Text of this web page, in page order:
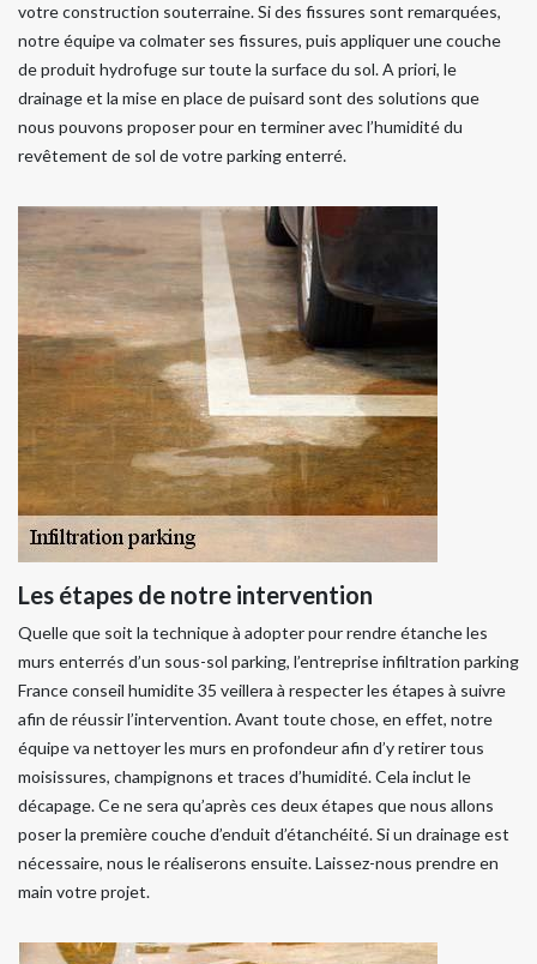
votre construction souterraine. Si des fissures sont remarquées,
notre équipe va colmater ses fissures, puis appliquer une couche
de produit hydrofuge sur toute la surface du sol. A priori, le
drainage et la mise en place de puisard sont des solutions que
nous pouvons proposer pour en terminer avec l’humidité du
revêtement de sol de votre parking enterré.
Les étapes de notre intervention
Quelle que soit la technique à adopter pour rendre étanche les
murs enterrés d’un sous-sol parking, l’entreprise infiltration parking
France conseil humidite 35 veillera à respecter les étapes à suivre
afin de réussir l’intervention. Avant toute chose, en effet, notre
équipe va nettoyer les murs en profondeur afin d’y retirer tous
moisissures, champignons et traces d’humidité. Cela inclut le
décapage. Ce ne sera qu’après ces deux étapes que nous allons
poser la première couche d’enduit d’étanchéité. Si un drainage est
nécessaire, nous le réaliserons ensuite. Laissez-nous prendre en
main votre projet.